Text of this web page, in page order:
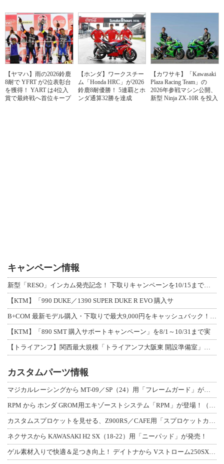
【ヤマハ】雨の2026鈴鹿
8耐で YFRT が2位表彰台
を獲得！ YART は4位入
賞で最終戦へ首位キープ
【ホンダ】ワークスチー
ム「Honda HRC」が2026
鈴鹿8耐優勝！ 5連覇とホ
ンダ通算32勝を達成
【カワサキ】「Kawasaki
Plaza Racing Team」の
2026年参戦マシン公開、
新型 Ninja ZX-10R を投入
キャンペーン情報
新型「RESO」インカム発売記念！ 下取りキャンペーンを10/15まで延長して開
【KTM】「990 DUKE／1390 SUPER DUKE R EVO 購入サ
B+COM 最新モデル購入・下取りで最大9,000円をキャッシュバック！「B+F
【KTM】「890 SMT 購入サポートキャンペーン」を8/1～10/31まで実
【トライアンフ】関西最大規模「トライアンフ大阪東 開設準備室」がオープン！ 限定
カスタムパーツ情報
マジカルレーシングから MT-09／SP（24）用「フレームガード」が登場！
RPM から ホンダ GROM用エキゾーストシステム「RPM」が登場！（動画あり
カスタムスプロケットを見せる、Z900RS／CAFE用「スプロケットカバーフルキ
ネクサスから KAWASAKI H2 SX（18-22）用「ニーパッド」が発売！
ゲル素材入りで快適＆足つき向上！ デイトナから Vストローム250SX用「快適ロ